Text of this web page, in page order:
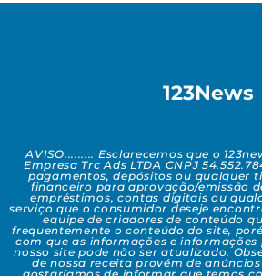
123News
AVISO......... Esclarecemos que o
Empresa Trc Ads LTDA CNPJ
pagamentos, depósitos ou qualquer
financeiro para aprovação/emissão
empréstimos, contas digitais ou
serviço que o consumidor deseje
equipe de criadores de conteúdo
frequentemente o conteúdo do site,
com que as informações e
nosso site pode não ser atualizado.
de nossa receita provém de